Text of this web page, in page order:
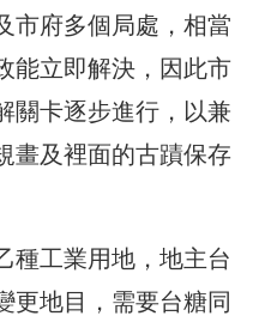
市府多個局處，相當
能立即解決，因此市
關卡逐步進行，以兼
畫及裡面的古蹟保存
種工業用地，地主台
更地目，需要台糖同